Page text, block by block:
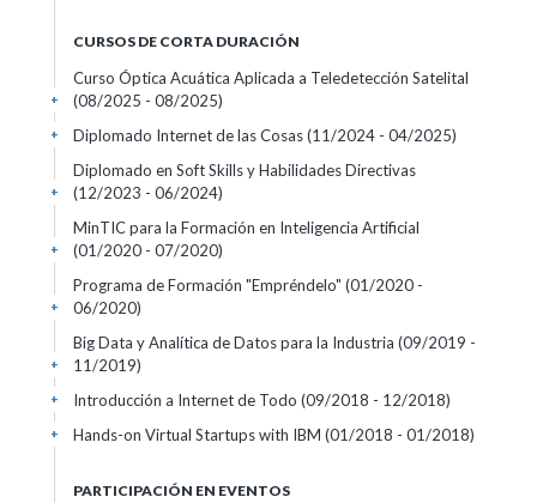
CURSOS DE CORTA DURACIÓN
Curso Óptica Acuática Aplicada a Teledetección Satelital
(08/2025 - 08/2025)
+
Diplomado Internet de las Cosas(11/2024 - 04/2025)
+
Diplomado en Soft Skills y Habilidades Directivas
(12/2023 - 06/2024)
+
MinTIC para la Formación en Inteligencia Artificial
(01/2020 - 07/2020)
+
Programa de Formación "Empréndelo" (01/2020 -
06/2020)
+
Big Data y Analítica de Datos para la Industria (09/2019 -
11/2019)
+
Introducción a Internet de Todo (09/2018 - 12/2018)
+
Hands-on Virtual Startups with IBM (01/2018 - 01/2018)
+
PARTICIPACIÓN EN EVENTOS